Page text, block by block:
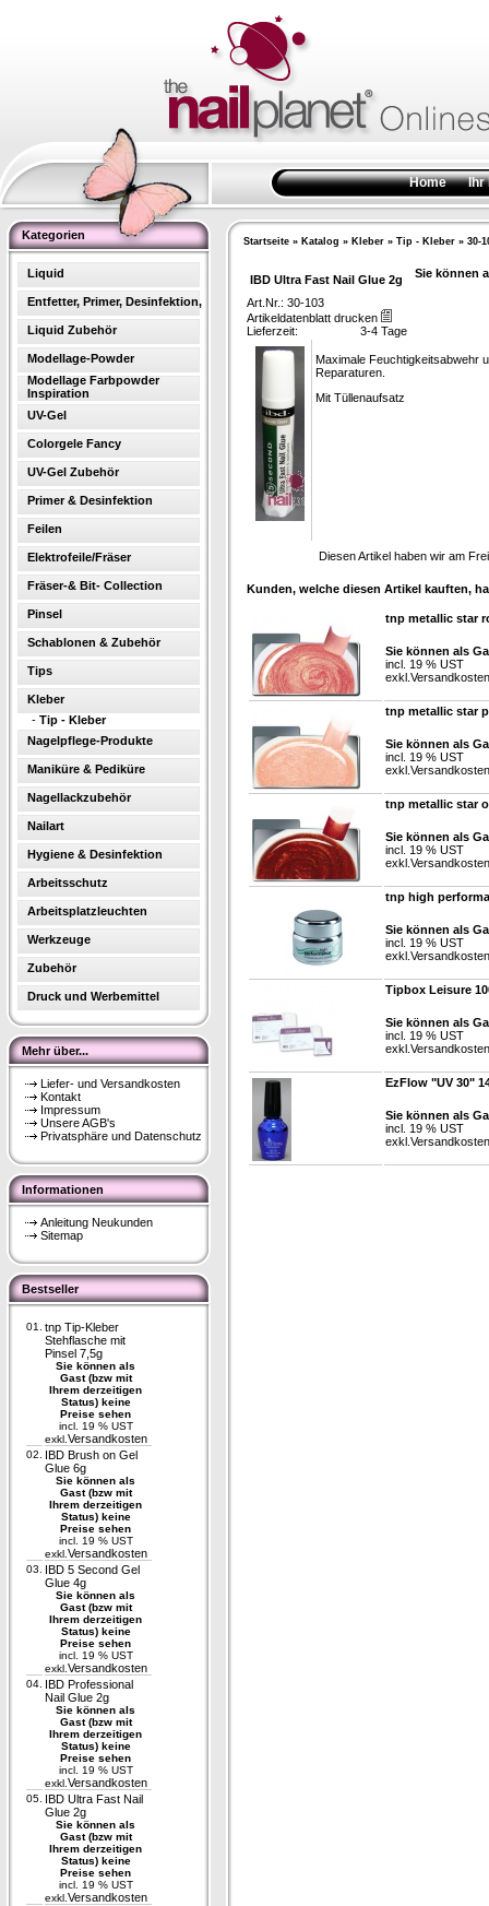
Home Ihr
Kategorien
Liquid
Entfetter, Primer, Desinfektion,
Liquid Zubehör
Modellage-Powder
Modellage Farbpowder
Inspiration
UV-Gel
Colorgele Fancy
UV-Gel Zubehör
Primer & Desinfektion
Feilen
Elektrofeile/Fräser
Fräser-& Bit- Collection
Pinsel
Schablonen & Zubehör
Tips
Kleber
- Tip - Kleber
Nagelpflege-Produkte
Maniküre & Pediküre
Nagellackzubehör
Nailart
Hygiene & Desinfektion
Arbeitsschutz
Arbeitsplatzleuchten
Werkzeuge
Zubehör
Druck und Werbemittel
Mehr über...
Liefer- und Versandkosten
Kontakt
Impressum
Unsere AGB's
Privatsphäre und Datenschutz
Informationen
Anleitung Neukunden
Sitemap
Bestseller
01.
tnp Tip-Kleber
Stehflasche mit
Pinsel 7,5g
Sie können als
Gast (bzw mit
Ihrem derzeitigen
Status) keine
Preise sehen
incl. 19 % UST
exkl. Versandkosten
02.
IBD Brush on Gel
Glue 6g
Sie können als
Gast (bzw mit
Ihrem derzeitigen
Status) keine
Preise sehen
incl. 19 % UST
exkl. Versandkosten
03.
IBD 5 Second Gel
Glue 4g
Sie können als
Gast (bzw mit
Ihrem derzeitigen
Status) keine
Preise sehen
incl. 19 % UST
exkl. Versandkosten
04. IBD Professional
Nail Glue 2g
Sie können als
Gast (bzw mit
Ihrem derzeitigen
Status) keine
Preise sehen
incl. 19 % UST
exkl. Versandkosten
05. IBD Ultra Fast Nail
Glue 2g
Sie können als
Gast (bzw mit
Ihrem derzeitigen
Status) keine
Preise sehen
incl. 19 % UST
exkl. Versandkosten
Startseite » Katalog » Kleber » Tip - Kleber » 30-
IBD Ultra Fast Nail Glue 2g Sie können
Art.Nr.: 30-103
Artikeldatenblatt drucken
Lieferzeit:
3-4 Tage
Maximale Feuchtigkeitsabwehr
Reparaturen.
Mit Tüllenaufsatz
Diesen Artikel haben wir am
Kunden, welche diesen Artikel kauften,
tnp metallic star
Sie können als
incl. 19 % UST
exkl. Versandkosten
tnp metallic star
Sie können als
incl. 19 % UST
exkl. Versandkosten
tnp metallic star
Sie können als
incl. 19 % UST
exkl. Versandkosten
tnp high
Sie können als
incl. 19 % UST
exkl. Versandkosten
Tipbox Leisure
Sie können als
incl. 19 % UST
exkl. Versandkosten
EzFlow "UV 30"
Sie können als
incl. 19 % UST
exkl. Versandkosten